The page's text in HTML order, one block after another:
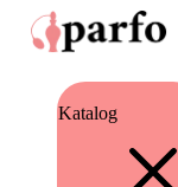
Katalog